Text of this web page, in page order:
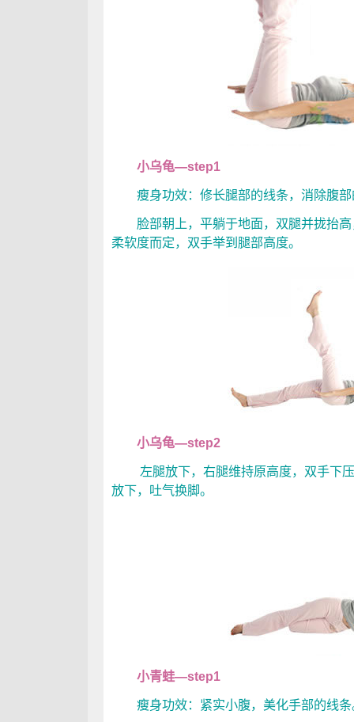
小乌龟—step1
瘦身功效：修长腿部的线条，消除腹部
脸部朝上，平躺于地面，双腿并拢抬高
柔软度而定，双手举到腿部高度。
小乌龟—step2
左腿放下，右腿维持原高度，双手下压
放下，吐气换脚。
小青蛙—step1
瘦身功效：紧实小腹，美化手部的线条